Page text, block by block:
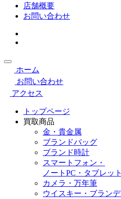
店舗概要
お問い合わせ
ホーム
お問い合わせ
アクセス
トップページ
買取商品
金・貴金属
ブランドバッグ
ブランド時計
スマートフォン・
ノートPC・タブレット
カメラ・万年筆
ウイスキー・ブランデ